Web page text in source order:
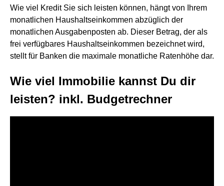
Wie viel Kredit Sie sich leisten können, hängt von Ihrem
monatlichen Haushaltseinkommen abzüglich der
monatlichen Ausgabenposten ab. Dieser Betrag, der als
frei verfügbares Haushaltseinkommen bezeichnet wird,
stellt für Banken die maximale monatliche Ratenhöhe dar.
Wie viel Immobilie kannst Du dir
leisten? inkl. Budgetrechner